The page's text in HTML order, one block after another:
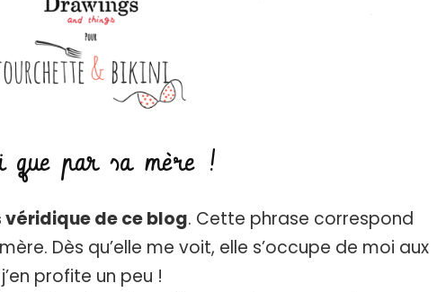
que par sa mère !
véridique de ce blog. Cette phrase correspond
Dès qu’elle me voit, elle s’occupe de moi aux
profite un peu !